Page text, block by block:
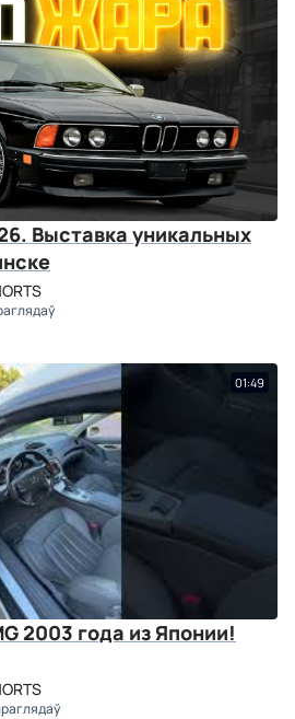
Выставка уникальных
01:49
2003 года из Японии!